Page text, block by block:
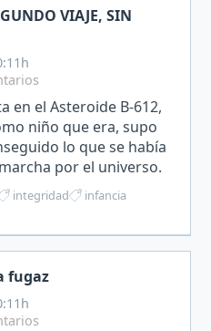
VIAJE, SIN
en el Asteroide B-612,
niño que era, supo
lo que se había
por el universo.
para sí mismo que
integridad
infancia
fugaz